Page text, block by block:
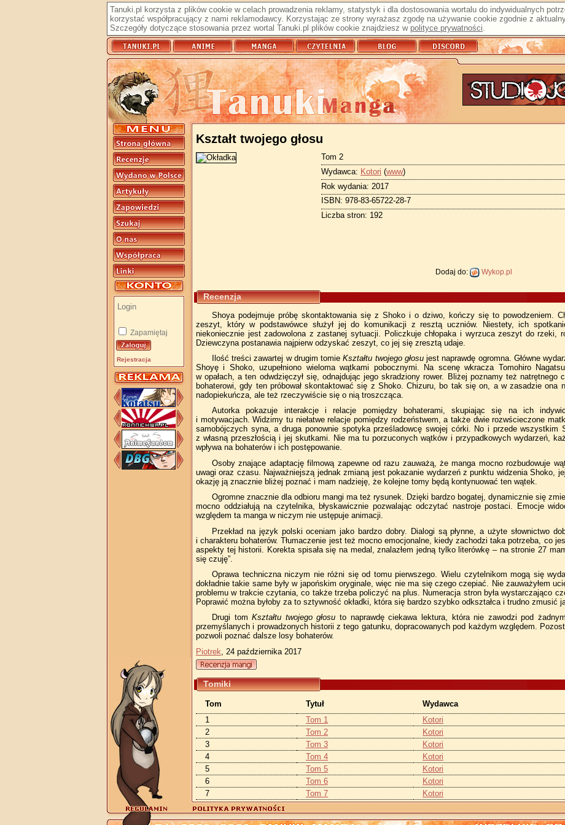
Tanuki.pl korzysta z plików cookie w celach prowadzenia reklamy, statystyk i dla dostosowania wortalu do indywidualnych
korzystać współpracujący z nami reklamodawcy. Korzystając ze strony wyrażasz zgodę na używanie cookie zgodnie z
Szczegóły dotyczące stosowania przez wortal Tanuki.pl plików cookie znajdziesz w polityce prywatności.
Zapamiętaj
Rejestracja
Kształt twojego głosu
Tom 2
Wydawca: Kotori (www)
Rok wydania: 2017
ISBN: 978-83-65722-28-7
Liczba stron: 192
Dodaj do: Wykop.pl
Recenzja
Shoya podejmuje próbę skontaktowania się z Shoko i o dziwo, kończy się to powodzeniem.
zeszyt, który w podstawówce służył jej do komunikacji z resztą uczniów. Niestety, ich
niekoniecznie jest zadowolona z zastanej sytuacji. Policzkuje chłopaka i wyrzuca zeszyt do rzeki,
Dziewczyna postanawia najpierw odzyskać zeszyt, co jej się zresztą udaje.
Ilość treści zawartej w drugim tomieKształtu twojego głosujest naprawdę ogromna. Główne
Shoyę i Shoko, uzupełniono wieloma wątkami pobocznymi. Na scenę wkracza Tomohiro
w opałach, a ten odwdzięczył się, odnajdując jego skradziony rower. Bliżej poznamy też natrętnego
bohaterowi, gdy ten próbował skontaktować się z Shoko. Chizuru, bo tak się on, a w zasadzie ona
nadopiekuńcza, ale też rzeczywiście się o nią troszcząca.
Autorka pokazuje interakcje i relacje pomiędzy bohaterami, skupiając się na ich
i motywacjach. Widzimy tu niełatwe relacje pomiędzy rodzeństwem, a także dwie rozwścieczone
samobójczych syna, a druga ponownie spotyka prześladowcę swojej córki. No i przede wszystkim
z własną przeszłością i jej skutkami. Nie ma tu porzuconych wątków i przypadkowych wydarzeń,
wpływa na bohaterów i ich postępowanie.
Osoby znające adaptację filmową zapewne od razu zauważą, że manga mocno rozbudowuje
uwagi oraz czasu. Najważniejszą jednak zmianą jest pokazanie wydarzeń z punktu widzenia Shoko,
okazję ją znacznie bliżej poznać i mam nadzieję, że kolejne tomy będą kontynuować ten wątek.
Ogromne znacznie dla odbioru mangi ma też rysunek. Dzięki bardzo bogatej, dynamicznie się
mocno oddziałują na czytelnika, błyskawicznie pozwalając odczytać nastroje postaci. Emocje
względem ta manga w niczym nie ustępuje animacji.
Przekład na język polski oceniam jako bardzo dobry. Dialogi są płynne, a użyte słownictwo
i charakteru bohaterów. Tłumaczenie jest też mocno emocjonalne, kiedy zachodzi taka potrzeba, co
aspekty tej historii. Korekta spisała się na medal, znalazłem jedną tylko literówkę – na stronie 27
się czuję”.
Oprawa techniczna niczym nie różni się od tomu pierwszego. Wielu czytelnikom mogą się
dokładnie takie same były w japońskim oryginale, więc nie ma się czego czepiać. Nie zauważyłem
problemu w trakcie czytania, co także trzeba policzyć na plus. Numeracja stron była wystarczająco
Poprawić można byłoby za to sztywność okładki, która się bardzo szybko odkształca i trudno zmusić
Drugi tomKształtu twojego głosu to naprawdę ciekawa lektura, która nie zawodzi pod
przemyślanych i prowadzonych historii z tego gatunku, dopracowanych pod każdym względem.
pozwoli poznać dalsze losy bohaterów.
Piotrek , 24 października 2017
Tomiki
Tom Tytuł Wydawca
1
Tom 1 Kotori
2
Tom 2 Kotori
3
Tom 3 Kotori
4
Tom 4 Kotori
5
Tom 5 Kotori
6
Tom 6 Kotori
7
Tom 7 Kotori